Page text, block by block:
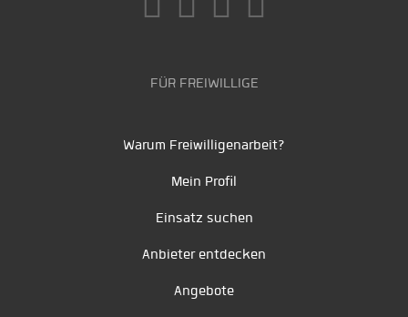
FÜR FREIWILLIGE
Warum Freiwilligenarbeit?
Mein Profil
Einsatz suchen
Anbieter entdecken
Angebote